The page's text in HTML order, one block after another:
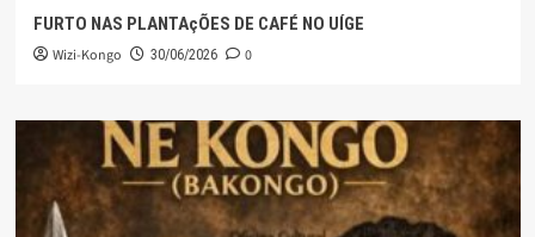
FURTO NAS PLANTAçÕES DE CAFÉ NO UÍGE
Wizi-Kongo 30/06/2026 0